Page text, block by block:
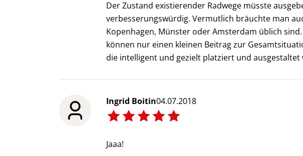
Der Zustand existierender Radwege müsste
verbesserungswürdig. Vermutlich bräuchte man
Kopenhagen, Münster oder Amsterdam üblich
können nur einen kleinen Beitrag zur
die intelligent und gezielt platziert und ausgestaltet
Ingrid Boitin04.07.2018
Jaaa!